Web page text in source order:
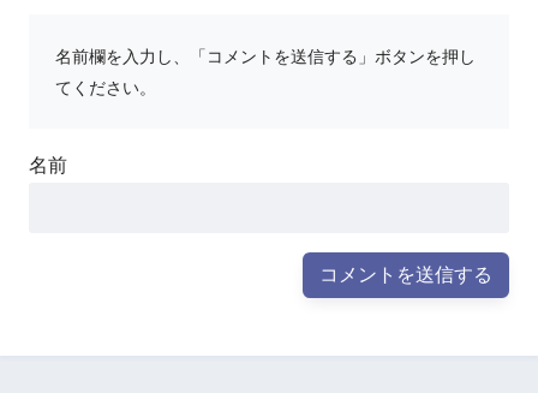
名前欄を入力し、「コメントを送信する」ボタンを押し
てください。
名前